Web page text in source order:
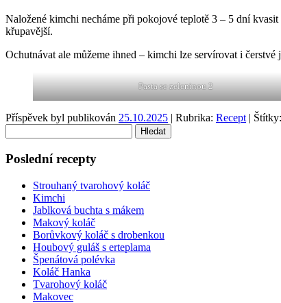
Naložené kimchi necháme při pokojové teplotě 3 – 5 dní
křupavější.
Ochutnávat ale můžeme ihned – kimchi lze servírovat i čerstvé
Pasta se zeleninou 2
Příspěvek byl publikován 25.10.2025 | Rubrika: Recept | Štítky:
Poslední recepty
Strouhaný tvarohový koláč
Kimchi
Jablková buchta s mákem
Makový koláč
Borůvkový koláč s drobenkou
Houbový guláš s erteplama
Špenátová polévka
Koláč Hanka
Tvarohový koláč
Makovec